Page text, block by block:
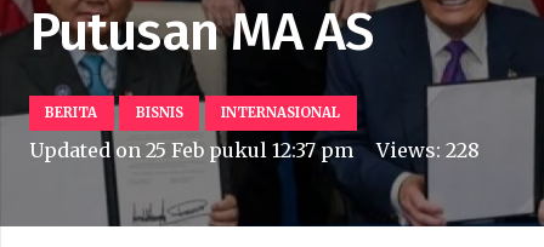
Putusan MA AS
BERITA BISNIS INTERNASIONAL
Updated on 25 Feb pukul 12:37 pm Views:228